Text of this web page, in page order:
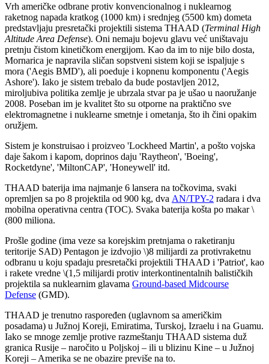
Vrh američke odbrane protiv konvencionalnog i nuklearnog
raketnog napada kratkog (1000 km) i srednjeg (5500 km) dometa
predstavljaju presretački projektili sistema THAAD (Terminal High
Altitude Area Defense). Oni nemaju bojevu glavu već uništavaju
pretnju čistom kinetičkom energijom. Kao da im to nije bilo dosta,
Mornarica je napravila sličan sopstveni sistem koji se ispaljuje s
mora ('Aegis BMD'), ali poeduje i kopnenu komponentu ('Aegis
Ashore'). Iako je sistem trebalo da bude postavljen 2012,
miroljubiva politika zemlje je ubrzala stvar pa je ušao u naoružanje
2008. Poseban im je kvalitet što su otporne na praktično sve
elektromagnetne i nuklearne smetnje i ometanja, što ih čini opakim
oružjem.
Sistem je konstruisao i proizveo 'Lockheed Martin', a pošto vojska
daje šakom i kapom, doprinos daju 'Raytheon', 'Boeing',
Rocketdyne', 'MiltonCAP', 'Honeywell' itd.
THAAD baterija ima najmanje 6 lansera na točkovima, svaki
opremljen sa po 8 projektila od 900 kg, dva AN/TPY-2 radara i dva
mobilna operativna centra (TOC). Svaka baterija košta po makar \
(800 miliona.
Prošle godine (ima veze sa korejskim pretnjama o raketiranju
teritorije SAD) Pentagon je izdvojio \)8 milijardi za protivraketnu
odbranu u koju spadaju presretački projektili THAAD i 'Patriot', kao
i rakete vredne \(1,5 milijardi protiv interkontinentalnih balističkih
projektila sa nuklearnim glavama Ground-based Midcourse
Defense (GMD).
THAAD je trenutno raspoređen (uglavnom sa američkim
posadama) u Južnoj Koreji, Emiratima, Turskoj, Izraelu i na Guamu.
Iako se mnoge zemlje protive razmeštanju THAAD sistema duž
granica Rusije – naročito u Poljskoj – ili u blizinu Kine – u Južnoj
Koreji – Amerika se ne obazire previše na to.